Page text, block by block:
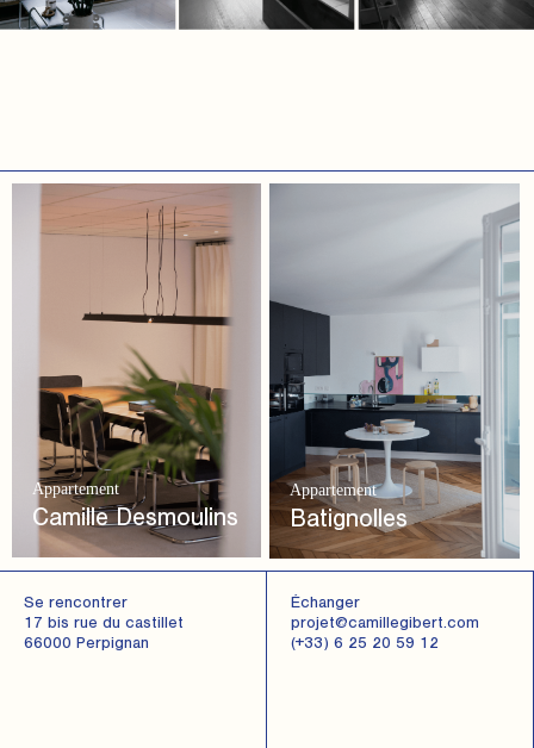
Appartement
Camille Desmoulins
Appartement
Batignolles
Se rencontrer
17 bis rue du castillet
66000 Perpignan
Échanger
projet@camillegibert.com
(+33) 6 25 20 59 12